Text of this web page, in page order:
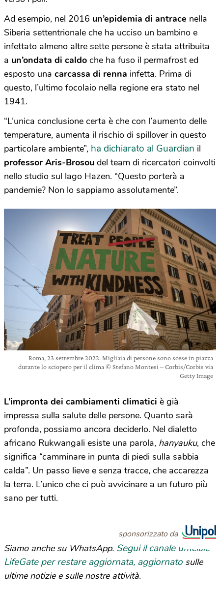
Ad esempio, nel 2016 un’epidemia di antrace nella
Siberia settentrionale che ha ucciso un bambino e
infettato almeno altre sette persone è stata attribuita
a un’ondata di caldo che ha fuso il permafrost ed
esposto una carcassa di renna infetta. Prima di
questo, l’ultimo focolaio nella regione era stato nel
1941.
“L’unica conclusione certa è che con l’aumento delle
temperature, aumenta il rischio di spillover in questo
particolare ambiente”, ha dichiarato al Guardian il
professor Aris-Brosou del team di ricercatori coinvolti
nello studio sul lago Hazen. “Questo porterà a
pandemie? Non lo sappiamo assolutamente”.
Roma, 23 settembre 2022. Migliaia di persone sono scese in piazza
durante lo sciopero per il clima © Stefano Montesi – Corbis/Corbis via
Getty Image
L’impronta dei cambiamenti climatici è già
impressa sulla salute delle persone. Quanto sarà
profonda, possiamo ancora deciderlo. Nel dialetto
africano Rukwangali esiste una parola, hanyauku, che
significa “camminare in punta di piedi sulla sabbia
calda”. Un passo lieve e senza tracce, che accarezza
la terra. L’unico che ci può avvicinare a un futuro più
sano per tutti.
sponsorizzato da
Siamo anche su WhatsApp. Segui il canale ufficiale
LifeGate per restare aggiornata, aggiornato sulle
ultime notizie e sulle nostre attività.